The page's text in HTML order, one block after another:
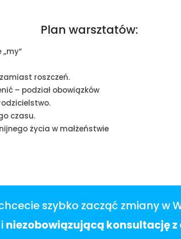
Plan warsztatów:
roszczeń.
– podział obowiązków
czasu.
życia w małżeństwie
szybko zacząć zmiany w
i niezobowiązującą konsultację